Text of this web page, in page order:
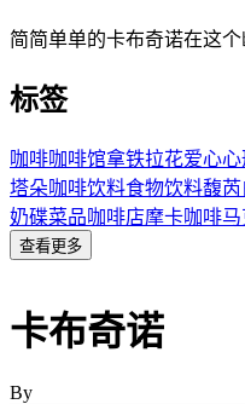
简简单单的卡布奇诺在这
标签
咖啡咖啡馆拿铁拉花爱心心
塔朵咖啡饮料食物饮料馥芮
奶碟菜品咖啡店摩卡咖啡
查看更多
卡布奇诺
By